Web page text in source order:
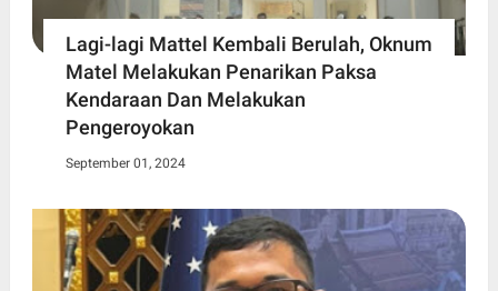
Lagi-lagi Mattel Kembali Berulah, Oknum
Matel Melakukan Penarikan Paksa
Kendaraan Dan Melakukan
Pengeroyokan
September 01, 2024